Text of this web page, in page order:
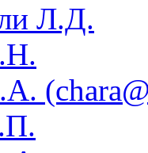
Л.Д.